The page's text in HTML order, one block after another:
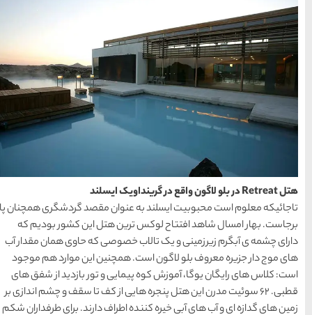
مقصد گردشگری همچنان پا
هتل این کشور بودیم که
که حاوی همان مقدار آب
این موارد هم موجود
و تور بازدید از شفق های
از کف تا سقف و چشم اندازی بر
دارند. برای طرفداران شکم
راهنمای سفر
سفرهای پیشنهادی(133)
طبیعت(132)
مناطق خاص و رومانتیک
(65)
هتل ها(701)
[search_hotel]